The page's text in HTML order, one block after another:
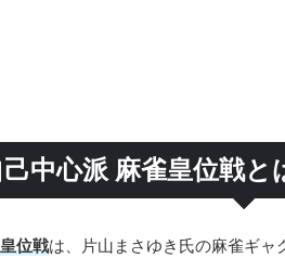
中心派 麻雀皇位戦と
位戦は、片山まさゆき氏の麻雀ギ